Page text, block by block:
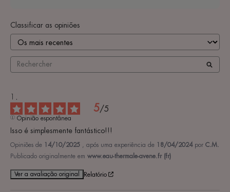
Classificar as opiniões
5/5
Opinião espontânea
Isso é simplesmente fantástico!!!
Opiniões de 14/10/2025 , após uma experiência de 18/04/2024 por C.M.
Publicado originalmente em www.eau-thermale-avene.fr (fr)
Ver a avaliação original Relatório